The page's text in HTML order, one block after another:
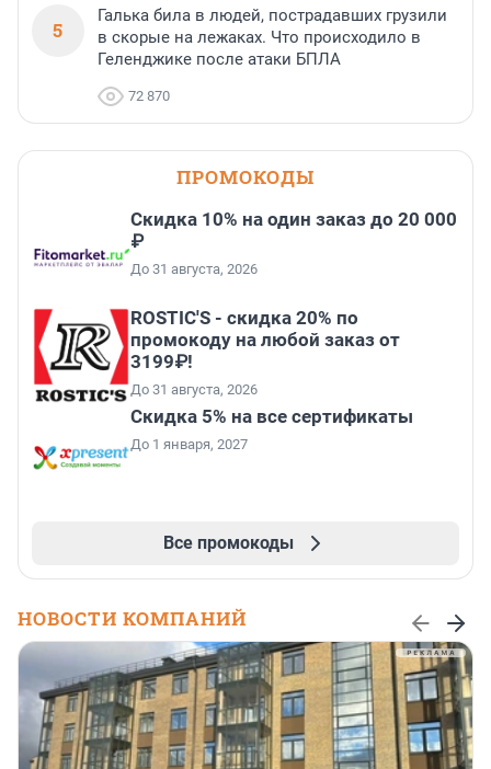
5
Галька била в людей, пострадавших грузили
в скорые на лежаках. Что происходило в
Геленджике после атаки БПЛА
72 870
ПРОМОКОДЫ
Скидка 10% на один заказ до 20 000
₽
До 31 августа, 2026
ROSTIC'S - скидка 20% по
промокоду на любой заказ от
3199₽!
До 31 августа, 2026
Скидка 5% на все сертификаты
До 1 января, 2027
Все промокоды
НОВОСТИ КОМПАНИЙ